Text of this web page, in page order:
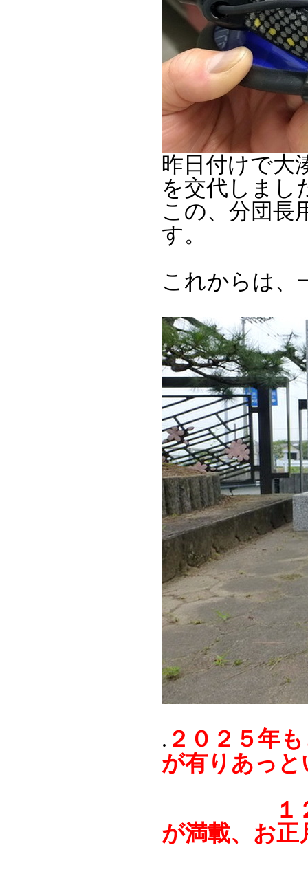
昨日付けで大
を交代しまし
この、分団長
す。
これからは、
. ２０２５年
が有りあっと
１２月に
が満載、お